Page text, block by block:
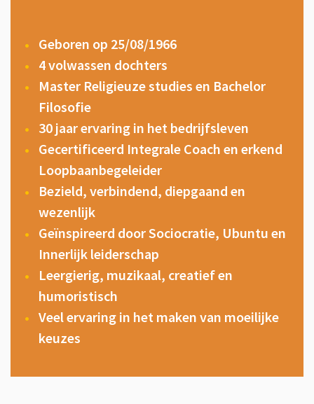
Geboren op 25/08/1966
4 volwassen dochters
Master Religieuze studies en Bachelor
Filosofie
30 jaar ervaring in het bedrijfsleven
Gecertificeerd Integrale Coach en erkend
Loopbaanbegeleider
Bezield, verbindend, diepgaand en
wezenlijk
Geïnspireerd door Sociocratie, Ubuntu en
Innerlijk leiderschap
Leergierig, muzikaal, creatief en
humoristisch
Veel ervaring in het maken van moeilijke
keuzes